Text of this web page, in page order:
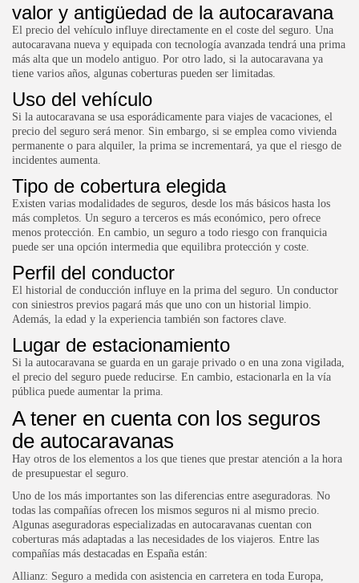
valor y antigüedad de la autocaravana
El precio del vehículo influye directamente en el coste del seguro. Una
autocaravana nueva y equipada con tecnología avanzada tendrá una prima
más alta que un modelo antiguo. Por otro lado, si la autocaravana ya
tiene varios años, algunas coberturas pueden ser limitadas.
Uso del vehículo
Si la autocaravana se usa esporádicamente para viajes de vacaciones, el
precio del seguro será menor. Sin embargo, si se emplea como vivienda
permanente o para alquiler, la prima se incrementará, ya que el riesgo de
incidentes aumenta.
Tipo de cobertura elegida
Existen varias modalidades de seguros, desde los más básicos hasta los
más completos. Un seguro a terceros es más económico, pero ofrece
menos protección. En cambio, un seguro a todo riesgo con franquicia
puede ser una opción intermedia que equilibra protección y coste.
Perfil del conductor
El historial de conducción influye en la prima del seguro. Un conductor
con siniestros previos pagará más que uno con un historial limpio.
Además, la edad y la experiencia también son factores clave.
Lugar de estacionamiento
Si la autocaravana se guarda en un garaje privado o en una zona vigilada,
el precio del seguro puede reducirse. En cambio, estacionarla en la vía
pública puede aumentar la prima.
A tener en cuenta con los seguros
de autocaravanas
Hay otros de los elementos a los que tienes que prestar atención a la hora
de presupuestar el seguro.
Uno de los más importantes son las diferencias entre aseguradoras. No
todas las compañías ofrecen los mismos seguros ni al mismo precio.
Algunas aseguradoras especializadas en autocaravanas cuentan con
coberturas más adaptadas a las necesidades de los viajeros. Entre las
compañías más destacadas en España están:
Allianz: Seguro a medida con asistencia en carretera en toda Europa,